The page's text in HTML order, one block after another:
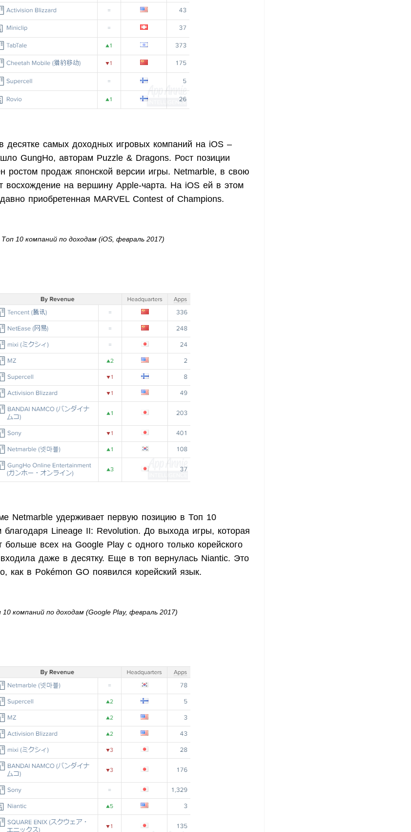
десятке самых доходных игровых компаний на iOS –
GungHo, авторам Puzzle & Dragons. Рост позиции
ростом продаж японской версии игры. Netmarble, в свою
восхождение на вершину Apple-чарта. На iOS ей в этом
приобретенная MARVEL Contest of Champions.
Топ 10 компаний по доходам (iOS, февраль 2017)
Netmarble удерживает первую позицию в Топ 10
Lineage II: Revolution. До выхода игры, которая
больше всех на Google Play с одного только корейского
даже в десятку. Еще в топ вернулась Niantic. Это
как в Pokémon GO появился корейский язык.
10 компаний по доходам (Google Play, февраль 2017)